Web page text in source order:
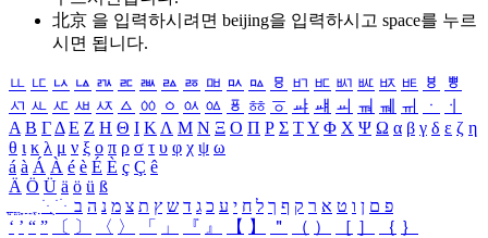
北京 을 입력하시려면 beijing을 입력하시고 space를 누르
시면 됩니다.
ㅥ ㅦ ㅧ ㅨ ㅩ ㅪ ㅫ ㅬ ㅭ ㅮ ㅯ ㅰ ㅱ ㅲ ㅳ ㅴ ㅵ ㅶ ㅷ ㅸ
ㅹ
ㅺ ㅻ ㅼ ㅽ ㅾ ㅿ ㆀ ㆁ ㆂ ㆃ ㆄ ㆅ ㆆ ㆇ ㆈ ㆉ ㆊ ㆋ ㆌ ㆍ
ㆎ
Α Β ΓΔ Ε Ζ Η Θ Ι ΚΛ Μ Ν Ξ Ο Π Ρ Σ ΤΥ Φ Χ Ψ Ω α β γ δ ε ζ η
θ ι κ λ μ ν ξ ο π ρ σ τ υ φ χ ψ ω
á à Á À é è É È ç Ç ê
Ä Ö Ü ä ö ü ß
ִֶֹ ֻּ ׁׂ פ ם ן ו ט א ר ק ף ך ל ח י ע כ ג ד ש ץ ת צ מ נ ה ב
‘ ’ “ ” 〔 〕 〈 〉 「 」 『 』 【 】 ＂ （ ） ［ ］ ｛ ｝